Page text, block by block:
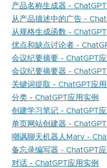
产品名称生成器 -
从产品描述中的广告 -
从规格生成函数 -
优点和缺点讨论者 -
会议纪要摘要 - ChatGPT应
会议纪要摘要器 -
关键词提取 - ChatGPT应用
分类 - ChatGPT应用实例
创建学习笔记 - ChatGPT应
单页网站创建器 -
嘲讽聊天机器人Marv -
备忘录编写器 - ChatGPT应
对话 - ChatGPT应用实例